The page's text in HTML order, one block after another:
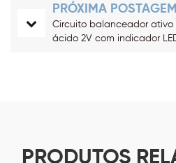
PRÓXIMA POSTAGEM
Circuito balanceador
ácido 2V com indicador
PRODUTOS